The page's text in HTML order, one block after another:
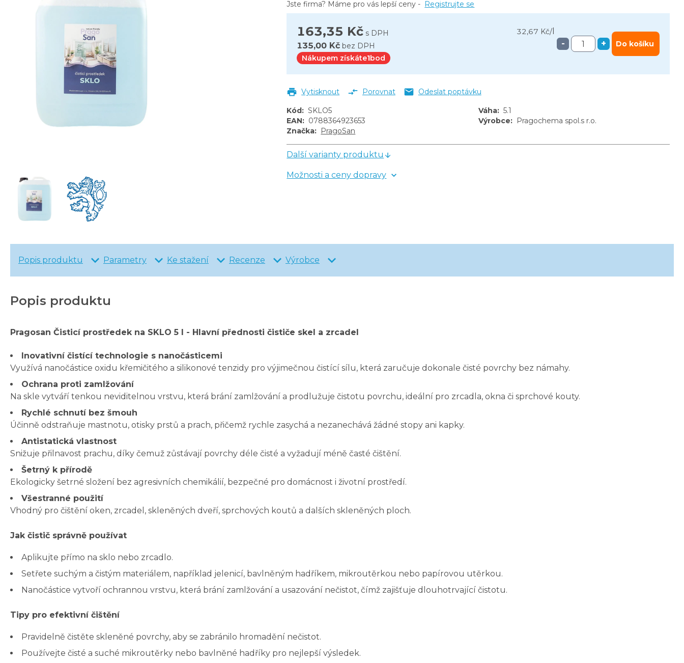
Clin na okna a rámy 750 ml
IO SPLENDO Univerzál - čistič na sklo, okna, zrcadla s alkoholem 750 ml
Dr.House čistič na okna ve spreji - 500 ml
Sidolux Nano Code Čistič oken Lemongrass - 500 ml
Iron čistič oken 500 ml
Iron čistič oken s rozprašovačem 1 l
CLEAMEN 112 na okna a rámy 1 l
163,35 Kč s DPH 32,67 Kč/
135,00 Kč bez DPH
Nákupem získáte1bod
- + Do košíku
Jste firma? Máme pro vás lepší ceny - Registrujte se
Vytisknout Porovnat Odeslat poptávku
Kód: SKLO5 Váha: 5.1
EAN: 0788364923653 Výrobce: Pragochema spol.s r.o.
Značka: PragoSan
Další varianty produktu
Možnosti a ceny dopravy
Popis produktu Parametry Ke stažení Recenze Výrobce
Popis produktu
Pragosan Čisticí prostředek na SKLO 5 l - Hlavní přednosti čističe skel a zrcadel
Inovativní čistící technologie s nanočásticemi
Využívá nanočástice oxidu křemičitého a silikonové tenzidy pro výjimečnou čistící sílu, která zaručuje dokonale čisté povrchy bez námahy.
Ochrana proti zamlžování
Na skle vytváří tenkou neviditelnou vrstvu, která brání zamlžování a prodlužuje čistotu povrchu, ideální pro zrcadla, okna či sprchové kouty.
Rychlé schnutí bez šmouh
Účinně odstraňuje mastnotu, otisky prstů a prach, přičemž rychle zasychá a nezanechává žádné stopy ani kapky.
Antistatická vlastnost
Snižuje přilnavost prachu, díky čemuž zůstávají povrchy déle čisté a vyžadují méně časté čištění.
Šetrný k přírodě
Ekologicky šetrné složení bez agresivních chemikálií, bezpečné pro domácnost i životní prostředí.
Všestranné použití
Vhodný pro čištění oken, zrcadel, skleněných dveří, sprchových koutů a dalších skleněných ploch.
Jak čistič správně používat
Aplikujte přímo na sklo nebo zrcadlo.
Setřete suchým a čistým materiálem, například jelenicí, bavlněným hadříkem, mikroutěrkou nebo papírovou utěrkou.
Nanočástice vytvoří ochrannou vrstvu, která brání zamlžování a usazování nečistot, čímž zajišťuje dlouhotrvající čistotu.
Tipy pro efektivní čištění
Pravidelně čistěte skleněné povrchy, aby se zabránilo hromadění nečistot.
Používejte čisté a suché mikroutěrky nebo bavlněné hadříky pro nejlepší výsledek.